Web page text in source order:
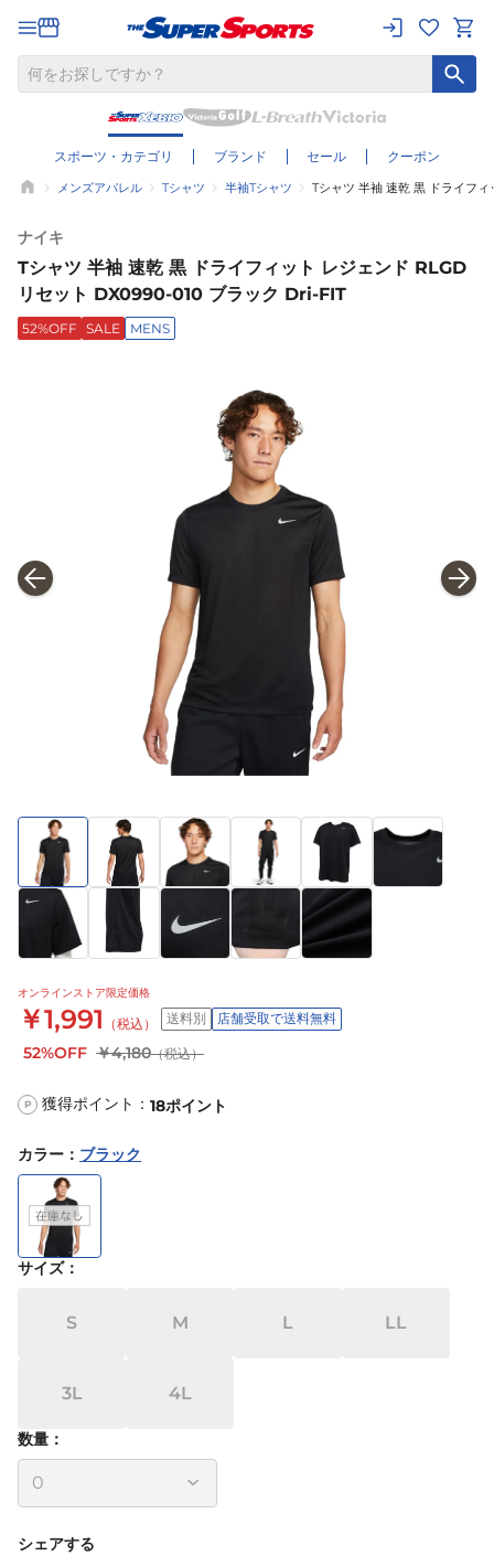
スポーツ・カテゴリ ブランド セール クーポン
メンズアパレル Tシャツ 半袖Tシャツ Tシャツ 半袖 速乾 黒 ドライフ
ナイキ
Tシャツ 半袖 速乾 黒 ドライフィット レジェンド RLGD
リセット DX0990-010 ブラック Dri-FIT
52%OFF SALE MENS
オンラインストア限定価格
￥1,991 （税込） 送料別 店舗受取で送料無料
52%OFF ￥4,180（税込）
P 獲得ポイント： 18ポイント
カラー ： ブラック
サイズ：
S M L LL
3L 4L
数量：
シェアする